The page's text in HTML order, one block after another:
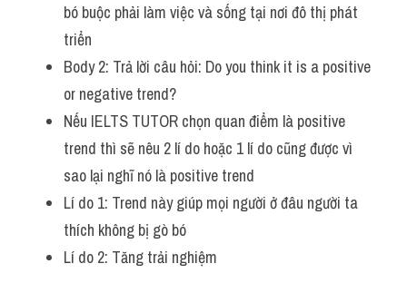
Business
bó buộc phải làm việc và sống tại nơi đô thị phát
triển
Body 2: Trả lời câu hỏi: Do you think it is a positive
or negative trend?
Nếu IELTS TUTOR chọn quan điểm là positive
trend thì sẽ nêu 2 lí do hoặc 1 lí do cũng được vì
sao lại nghĩ nó là positive trend
Lí do 1: Trend này giúp mọi người ở đâu người ta
thích không bị gò bó
Lí do 2: Tăng trải nghiệm